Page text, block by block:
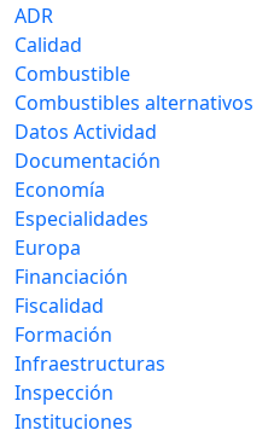
ADR
Calidad
Combustible
Combustibles alternativos
Datos Actividad
Documentación
Economía
Especialidades
Europa
Financiación
Fiscalidad
Formación
Infraestructuras
Inspección
Instituciones